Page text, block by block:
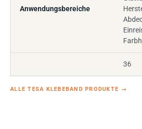
Anwendungsbereiche
36
ALLE TESA KLEBEBAND PRODUKTE →